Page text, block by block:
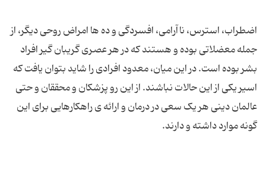
اضطراب، استرس، ناآرامی، افسردگی و ده ها امراض روحی دیگر، از
جمله معضلاتی بوده و هستند که در هر عصری گریبان گیر افراد
بشر بوده است. در این میان، معدود افرادی را شاید بتوان یافت که
اسیر یکی از این حالات نباشند. از این رو پزشکان و محققان و حتی
عالمان دینی هر یک سعی در درمان و ارائه ی راهکارهایی برای این